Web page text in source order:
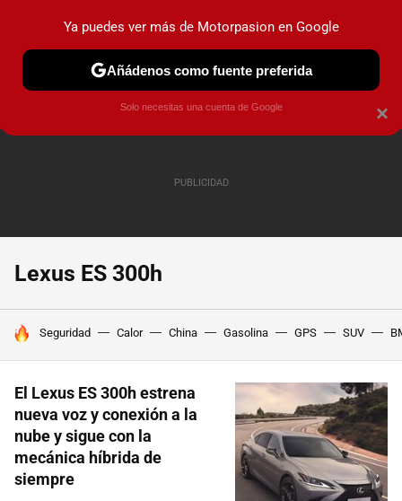
PRUEBAS COCHES ELÉCTRICOS OBSERVATORIO
Lexus ES 300h
HOY SE HABLA DE
Seguridad Calor China Gasolina GPS SUV
El Lexus ES 300h estrena
nueva voz y conexión a la
nube y sigue con la
mecánica híbrida de
siempre
×
Ya puedes ver más de Motorpasion en Google
Añádenos como fuente preferida
Solo necesitas una cuenta de Google